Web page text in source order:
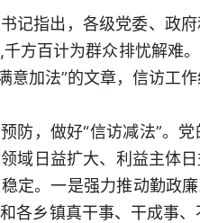
记指出，各级党委、政
方百计为群众排忧解难
意加法”的文章，信访工
防，做好“信访减法”。
域日益扩大、利益主体
定。一是强力推动勤政
各乡镇真干事、干成事